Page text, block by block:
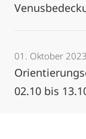
01. Oktober 2023
02.10 bis